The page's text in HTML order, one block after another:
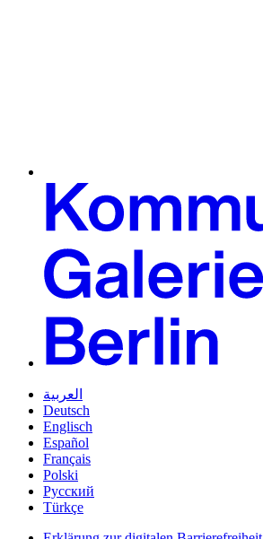
العربية
Deutsch
Englisch
Español
Français
Polski
Русский
Türkçe